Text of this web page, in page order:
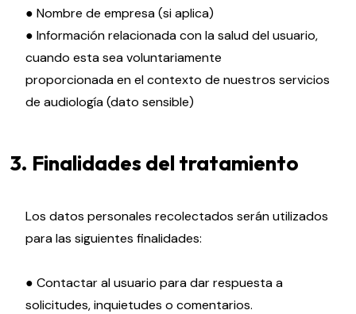
● Nombre de empresa (si aplica)
● Información relacionada con la salud del usuario,
cuando esta sea voluntariamente
proporcionada en el contexto de nuestros servicios
de audiología (dato sensible)
3. Finalidades del tratamiento
Los datos personales recolectados serán utilizados
para las siguientes finalidades:
● Contactar al usuario para dar respuesta a
solicitudes, inquietudes o comentarios.